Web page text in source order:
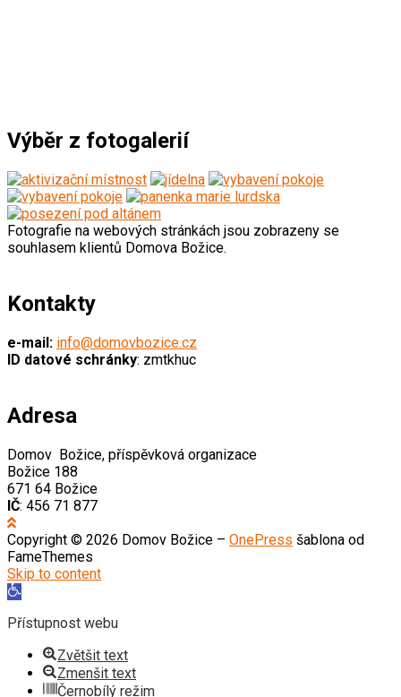
Výběr z fotogalerií
Fotografie na webových stránkách jsou zobrazeny se
souhlasem klientů Domova Božice.
Kontakty
e-mail: info@domovbozice.cz
ID datové schránky: zmtkhuc
Adresa
Domov Božice, příspěvková organizace
Božice 188
671 64 Božice
IČ: 456 71 877
Copyright © 2026 Domov Božice – OnePress šablona od
FameThemes
Skip to content
Open
Přístupnost webu
Zvětšit text
Zmenšit text
Černobílý režim